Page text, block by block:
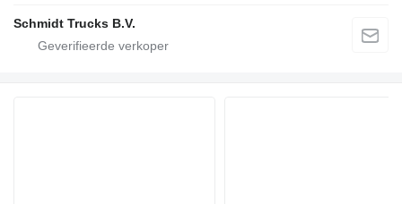
Schmidt Trucks B.V.